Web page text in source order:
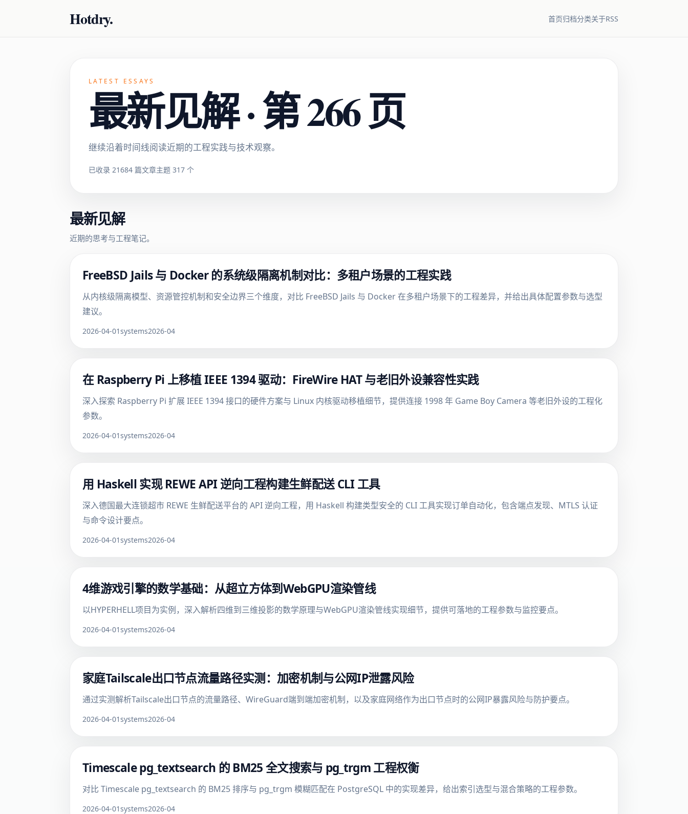
Hotdry. 首页归档分类关于RSS
LATEST ESSAYS
最新见解 · 第 266 页
继续沿着时间线阅读近期的工程实践与技术观察。
已收录 21684 篇文章主题 317 个
最新见解
近期的思考与工程笔记。
FreeBSD Jails 与 Docker 的系统级隔离机制对比：多租户场景的工程实践
从内核级隔离模型、资源管控机制和安全边界三个维度，对比 FreeBSD Jails 与 Docker 在多租户场景下的工程差异，并给出具体配置参数与选型
建议。
2026-04-01systems2026-04
在 Raspberry Pi 上移植 IEEE 1394 驱动：FireWire HAT 与老旧外设兼容性实践
深入探索 Raspberry Pi 扩展 IEEE 1394 接口的硬件方案与 Linux 内核驱动移植细节，提供连接 1998 年 Game Boy Camera 等老旧外设的工程化
参数。
2026-04-01systems2026-04
用 Haskell 实现 REWE API 逆向工程构建生鲜配送 CLI 工具
深入德国最大连锁超市 REWE 生鲜配送平台的 API 逆向工程，用 Haskell 构建类型安全的 CLI 工具实现订单自动化，包含端点发现、MTLS 认证
与命令设计要点。
2026-04-01systems2026-04
4维游戏引擎的数学基础：从超立方体到WebGPU渲染管线
以HYPERHELL项目为实例，深入解析四维到三维投影的数学原理与WebGPU渲染管线实现细节，提供可落地的工程参数与监控要点。
2026-04-01systems2026-04
家庭Tailscale出口节点流量路径实测：加密机制与公网IP泄露风险
通过实测解析Tailscale出口节点的流量路径、WireGuard端到端加密机制，以及家庭网络作为出口节点时的公网IP暴露风险与防护要点。
2026-04-01systems2026-04
Timescale pg_textsearch 的 BM25 全文搜索与 pg_trgm 工程权衡
对比 Timescale pg_textsearch 的 BM25 排序与 pg_trgm 模糊匹配在 PostgreSQL 中的实现差异，给出索引选型与混合策略的工程参数。
2026-04-01systems2026-04